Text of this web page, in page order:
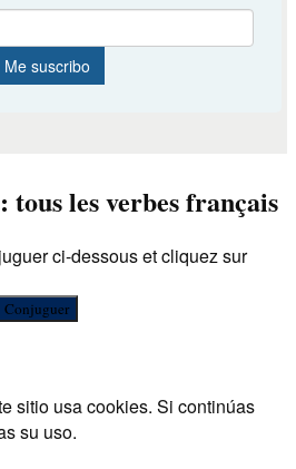
les verbes français
ci-dessous et cliquez sur
sitio usa cookies. Si continúas
su uso.